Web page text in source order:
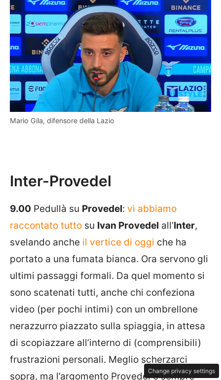
Mario Gila, difensore della Lazio
Inter-Provedel
9.00 Pedullà su Provedel: vi abbiamo
raccontato tutto su Ivan Provedel all’Inter,
svelando anche il vertice di oggi che ha
portato a una fumata bianca. Ora servono gli
ultimi passaggi formali. Da quel momento si
sono scatenati tutti, anche chi confeziona
video (per pochi intimi) con un ombrellone
nerazzurro piazzato sulla spiaggia, in attesa
di scopiazzare all’interno di (comprensibili)
frustrazioni personali. Meglio scherzarci
sopra, ma l’argomento Provedel è sempre
Change privacy settings